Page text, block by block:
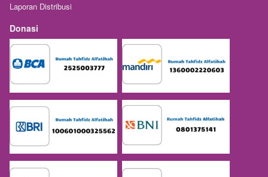
Laporan Distribusi
Donasi